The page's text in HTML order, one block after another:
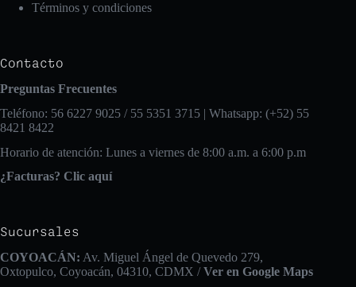
Términos y condiciones
Contacto
Preguntas Frecuentes
Teléfono: 56 6227 9025 / 55 5351 3715 | Whatsapp: (+52) 55
8421 8422
Horario de atención: Lunes a viernes de 8:00 a.m. a 6:00 p.m
¿Facturas? Clic aquí
Sucursales
COYOACÁN: Av. Miguel Ángel de Quevedo 279,
Oxtopulco, Coyoacán, 04310, CDMX / Ver en Google Maps